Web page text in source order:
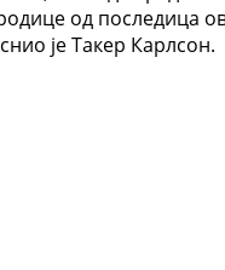
од последица
је Такер Карлсон.